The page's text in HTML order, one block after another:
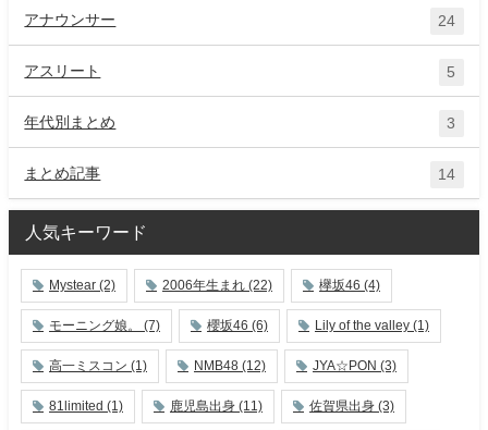
アナウンサー 24
アスリート 5
年代別まとめ 3
まとめ記事 14
人気キーワード
Mystear (2) 2006年生まれ (22) 欅坂46 (4)
モーニング娘。 (7) 櫻坂46 (6) Lily of the valley (1)
高一ミスコン (1) NMB48 (12) JYA☆PON (3)
81limited (1) 鹿児島出身 (11) 佐賀県出身 (3)